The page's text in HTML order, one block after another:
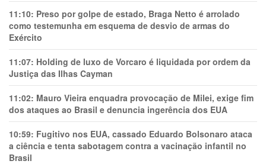
11:10: Preso por golpe de estado, Braga Netto é arrolado
como testemunha em esquema de desvio de armas do
Exército
11:07: Holding de luxo de Vorcaro é liquidada por ordem da
Justiça das Ilhas Cayman
11:02: Mauro Vieira enquadra provocação de Milei, exige fim
dos ataques ao Brasil e denuncia ingerência dos EUA
10:59: Fugitivo nos EUA, cassado Eduardo Bolsonaro ataca
a ciência e tenta sabotagem contra a vacinação infantil no
Brasil